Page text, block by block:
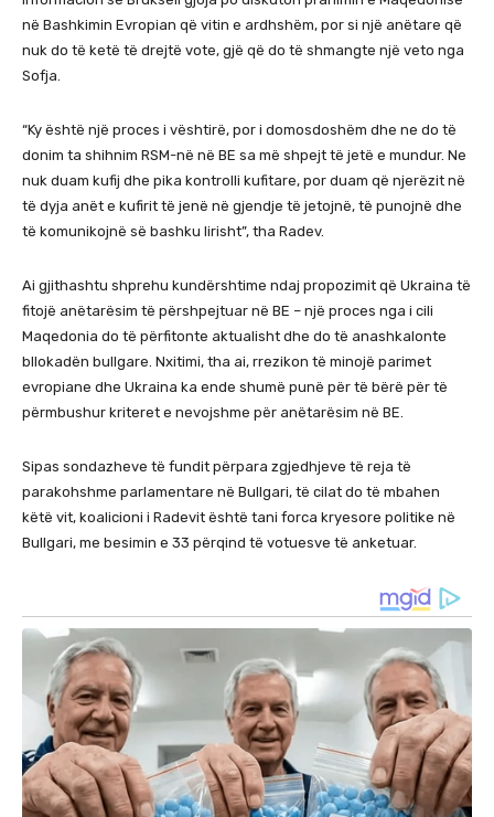
në Bashkimin Evropian që vitin e ardhshëm, por si një anëtare që
nuk do të ketë të drejtë vote, gjë që do të shmangte një veto nga
Sofja.
“Ky është një proces i vështirë, por i domosdoshëm dhe ne do të
donim ta shihnim RSM-në në BE sa më shpejt të jetë e mundur. Ne
nuk duam kufij dhe pika kontrolli kufitare, por duam që njerëzit në
të dyja anët e kufirit të jenë në gjendje të jetojnë, të punojnë dhe
të komunikojnë së bashku lirisht”, tha Radev.
Ai gjithashtu shprehu kundërshtime ndaj propozimit që Ukraina të
fitojë anëtarësim të përshpejtuar në BE – një proces nga i cili
Maqedonia do të përfitonte aktualisht dhe do të anashkalonte
bllokadën bullgare. Nxitimi, tha ai, rrezikon të minojë parimet
evropiane dhe Ukraina ka ende shumë punë për të bërë për të
përmbushur kriteret e nevojshme për anëtarësim në BE.
Sipas sondazheve të fundit përpara zgjedhjeve të reja të
parakohshme parlamentare në Bullgari, të cilat do të mbahen
këtë vit, koalicioni i Radevit është tani forca kryesore politike në
Bullgari, me besimin e 33 përqind të votuesve të anketuar.